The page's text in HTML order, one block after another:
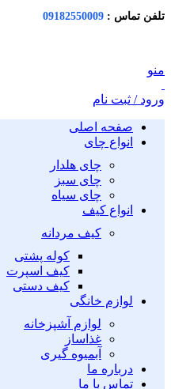
تلفن تماس : 09182550009
منو
ورود / ثبت نام
صفحه اصلی
انواع چای
چای هلدار
چای سبز
چای سیاه
انواع کیف
کیف مردانه
کوله پشتی
کیف اسپرت
کیف دستی
لوازم خانگی
لوازم آشپزخانه
غذاساز
آبمیوه گیری
درباره ما
تماس با ما